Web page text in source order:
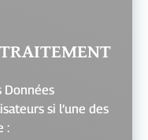
si l’une des
: